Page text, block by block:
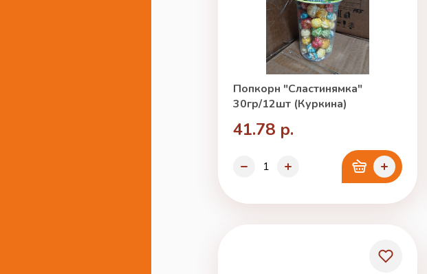
Попкорн "Сластинямка"
30гр/12шт (Куркина)
41.78 р.